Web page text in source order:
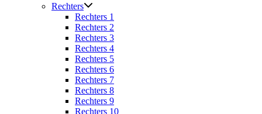
Rechters
Rechters 1
Rechters 2
Rechters 3
Rechters 4
Rechters 5
Rechters 6
Rechters 7
Rechters 8
Rechters 9
Rechters 10